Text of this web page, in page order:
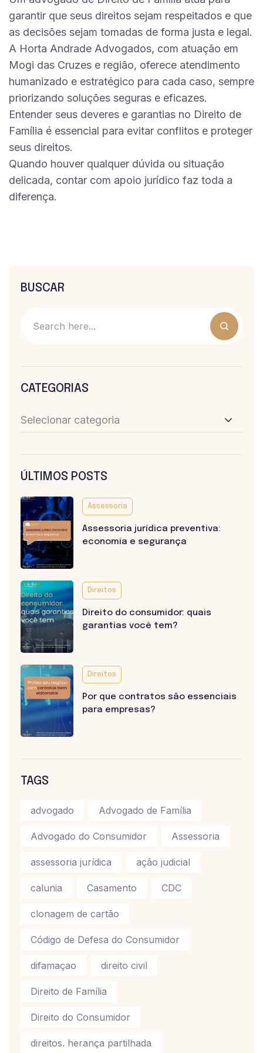
garantir que seus direitos sejam respeitados e que
as decisões sejam tomadas de forma justa e legal.
A Horta Andrade Advogados, com atuação em
Mogi das Cruzes e região, oferece atendimento
humanizado e estratégico para cada caso, sempre
priorizando soluções seguras e eficazes.
Entender seus deveres e garantias no Direito de
Família é essencial para evitar conflitos e proteger
seus direitos.
Quando houver qualquer dúvida ou situação
delicada, contar com apoio jurídico faz toda a
diferença.
BUSCAR
CATEGORIAS
Selecionar categoria
ÚLTIMOS POSTS
Assessoria
Assessoria jurídica preventiva:
economia e segurança
Direitos
Direito do consumidor: quais
garantias você tem?
Direitos
Por que contratos são essenciais
para empresas?
TAGS
advogado Advogado de Família
Advogado do Consumidor Assessoria
assessoria jurídica ação judicial
calunia Casamento CDC
clonagem de cartão
Código de Defesa do Consumidor
difamaçao direito civil
Direito de Família
Direito do Consumidor
direitos. herança partilhada